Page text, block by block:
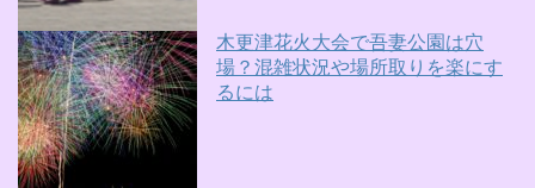
木更津花火大会で吾妻公園は穴
場？混雑状況や場所取りを楽にす
るには